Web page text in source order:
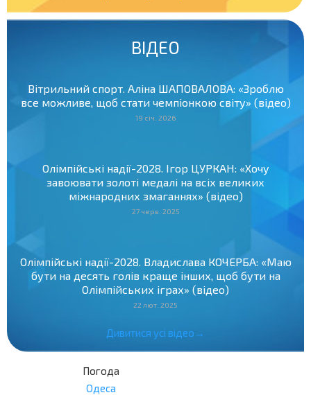
ВІДЕО
Вітрильний спорт. Аліна ШАПОВАЛОВА: «Зроблю
все можливе, щоб стати чемпіонкою світу» (відео)
19 січ. 2026
Олімпійські надії-2028. Ігор ЦУРКАН: «Хочу
завоювати золоті медалі на всіх великих
міжнародних змаганнях» (відео)
27 черв. 2025
Олімпійські надії-2028. Владислава КОЧЕРБА: «Маю
бути на десять голів краще інших, щоб бути на
Олімпійських іграх» (відео)
22 лют. 2025
Дивитися усі відео→
Погода
Одеса